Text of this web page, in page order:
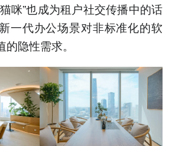
咪”也成为租户社交传播中的话
一代办公场景对非标准化的软
隐性需求。